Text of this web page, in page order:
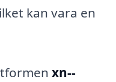
kan vara en
xn--